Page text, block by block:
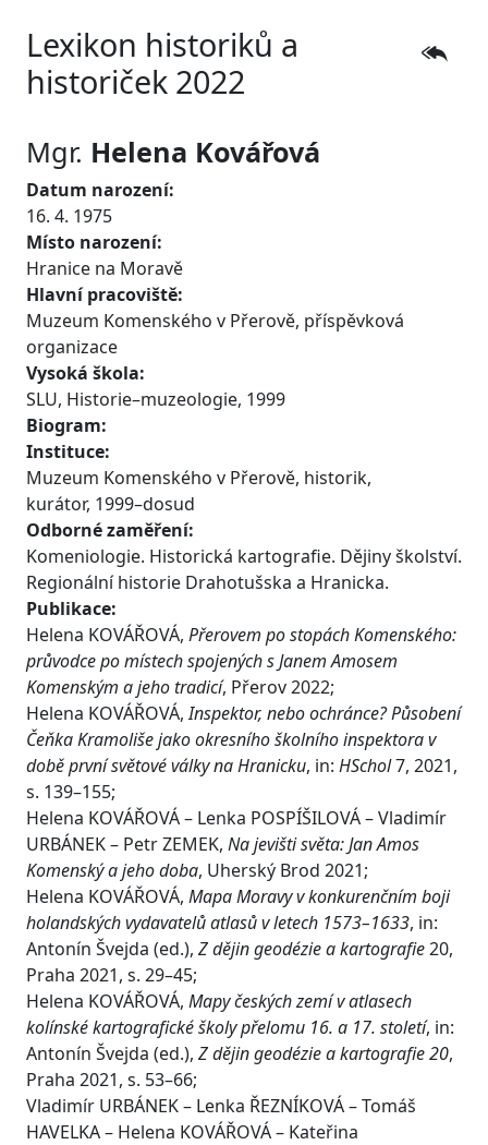
Lexikon historiků a
historiček 2022
Mgr. Helena Kovářová
Datum narození:
16. 4. 1975
Místo narození:
Hranice na Moravě
Hlavní pracoviště:
Muzeum Komenského v Přerově, příspěvková
organizace
Vysoká škola:
SLU, Historie–muzeologie, 1999
Biogram:
Instituce:
Muzeum Komenského v Přerově, historik,
kurátor, 1999–dosud
Odborné zaměření:
Komeniologie. Historická kartografie. Dějiny školství.
Regionální historie Drahotušska a Hranicka.
Publikace:
Helena KOVÁŘOVÁ, Přerovem po stopách Komenského:
průvodce po místech spojených s Janem Amosem
Komenským a jeho tradicí, Přerov 2022;
Helena KOVÁŘOVÁ,Inspektor, nebo ochránce? Působení
Čeňka Kramoliše jako okresního školního inspektora v
době první světové války na Hranicku, in: HSchol7, 2021,
s. 139–155;
Helena KOVÁŘOVÁ – Lenka POSPÍŠILOVÁ – Vladimír
URBÁNEK – Petr ZEMEK, Na jevišti světa: Jan Amos
Komenský a jeho doba, Uherský Brod 2021;
Helena KOVÁŘOVÁ, Mapa Moravy v konkurenčním boji
holandských vydavatelů atlasů v letech 1573–1633, in:
Antonín Švejda (ed.), Z dějin geodézie a kartografie20,
Praha 2021, s. 29–45;
Helena KOVÁŘOVÁ, Mapy českých zemí v atlasech
kolínské kartografické školy přelomu 16. a 17. století, in:
Antonín Švejda (ed.), Z dějin geodézie a kartografie 20,
Praha 2021, s. 53–66;
Vladimír URBÁNEK – Lenka ŘEZNÍKOVÁ – Tomáš
HAVELKA – Helena KOVÁŘOVÁ – Kateřina